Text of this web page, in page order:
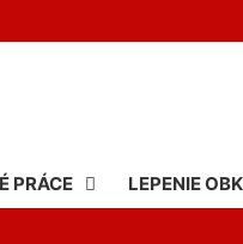
PRÁCE LEPENIE